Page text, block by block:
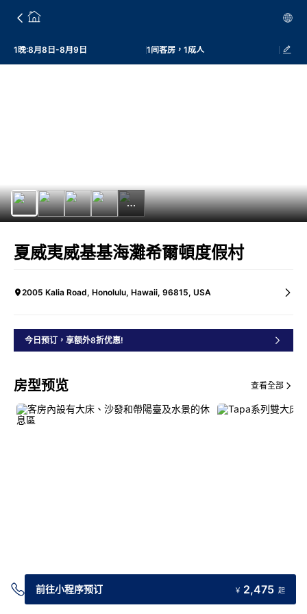
1晚:8月8日-8月9日 1间客房，1成人
夏威夷威基基海灘希爾頓度假村
2005 Kalia Road, Honolulu, Hawaii, 96815, USA
今日预订，享额外8折优惠!
房型预览 查看全部
交通指引
前往小程序预订 ￥ 2,475 起